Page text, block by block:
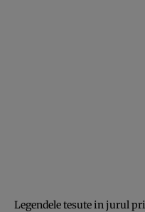
Legendele tesute in jurul